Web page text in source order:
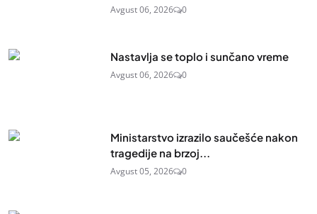
Avgust 06, 2026 0
Nastavlja se toplo i sunčano vreme
Avgust 06, 2026 0
Ministarstvo izrazilo saučešće nakon
tragedije na brzoj...
Avgust 05, 2026 0